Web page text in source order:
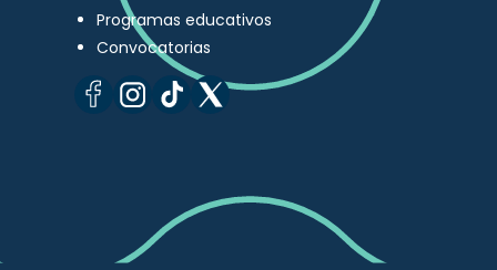
Programas educativos
Convocatorias